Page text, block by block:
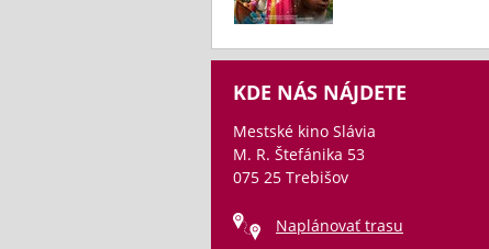
KDE NÁS NÁJDETE
Mestské kino Slávia
M. R. Štefánika 53
075 25 Trebišov
Naplánovať trasu